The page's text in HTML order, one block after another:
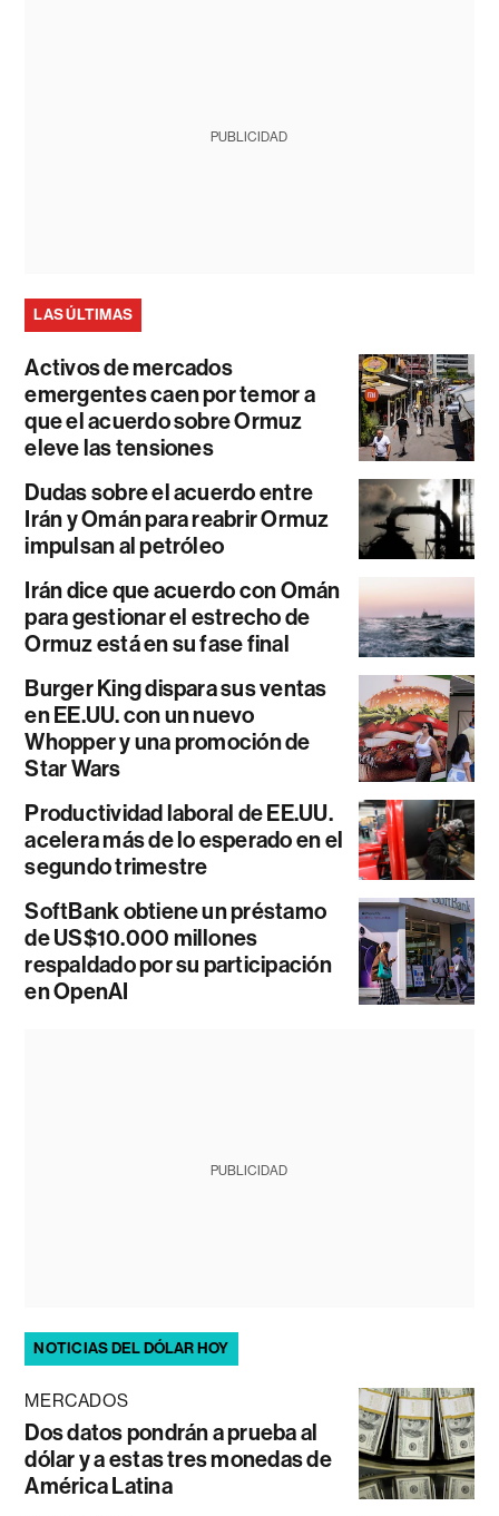
PUBLICIDAD
LAS ÚLTIMAS
Activos de mercados
emergentes caen por temor a
que el acuerdo sobre Ormuz
eleve las tensiones
Dudas sobre el acuerdo entre
Irán y Omán para reabrir Ormuz
impulsan al petróleo
Irán dice que acuerdo con Omán
para gestionar el estrecho de
Ormuz está en su fase final
Burger King dispara sus ventas
en EE.UU. con un nuevo
Whopper y una promoción de
Star Wars
Productividad laboral de EE.UU.
acelera más de lo esperado en el
segundo trimestre
SoftBank obtiene un préstamo
de US$10.000 millones
respaldado por su participación
en OpenAI
PUBLICIDAD
NOTICIAS DEL DÓLAR HOY
MERCADOS
Dos datos pondrán a prueba al
dólar y a estas tres monedas de
América Latina